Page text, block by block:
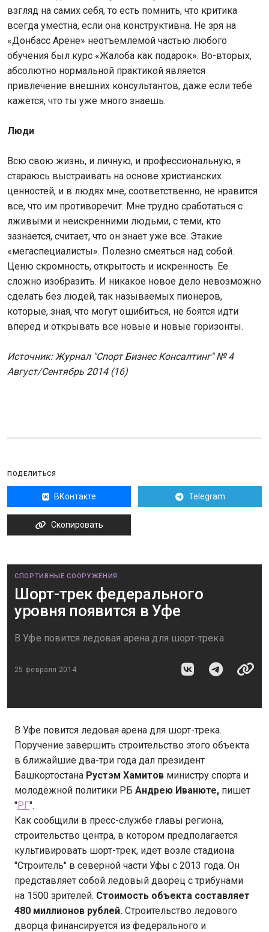
взгляд на самих себя, то есть помнить, что критика
всегда уместна, если она конструктивна. Не зря на
«Донбасс Арене» неотъемлемой частью любого
обучения был курс «Жалоба как подарок». Во-вторых,
абсолютно нормальной практикой является
привлечение внешних консультантов, даже если тебе
кажется, что ты уже много знаешь.
Люди
Всю свою жизнь, и личную, и профессиональную, я
стараюсь выстраивать на основе христианских
ценностей, и в людях мне, соответственно, не нравится
все, что им противоречит. Мне трудно сработаться с
лживыми и неискренними людьми, с теми, кто
зазнается, считает, что он знает уже все. Этакие
«мегаспециалисты». Полезно смеяться над собой.
Ценю скромность, открытость и искренность. Ее
сложно изобразить. И никакое новое дело невозможно
сделать без людей, так называемых пионеров,
которые, зная, что могут ошибиться, не боятся идти
вперед и открывать все новые и новые горизонты.
Источник: Журнал "Спорт Бизнес Консалтинг" № 4
Август/Сентябрь 2014 (16)
ПОДЕЛИТЬСЯ
ВКонтакте Telegram
Скопировать
СПОРТИВНЫЕ СООРУЖЕНИЯ
Шорт-трек федерального
уровня появится в Уфе
В Уфе повится ледовая арена для шорт-трека
25 февраля 2014
В Уфе повится ледовая арена для шорт-трека.
Поручение завершить строительство этого объекта
в ближайшие два-три года дал президент
Башкортостана Рустэм Хамитов министру спорта и
молодежной политики РБ Андрею Иванюте, пишет
"РГ".
Как сообщили в пресс-службе главы региона,
строительство центра, в котором предполагается
культивировать шорт-трек, идет возле стадиона
"Строитель" в северной части Уфы с 2013 года. Он
представляет собой ледовый дворец с трибунами
на 1500 зрителей. Стоимость объекта составляет
480 миллионов рублей. Строительство ледового
дворца финансируется из федерального и